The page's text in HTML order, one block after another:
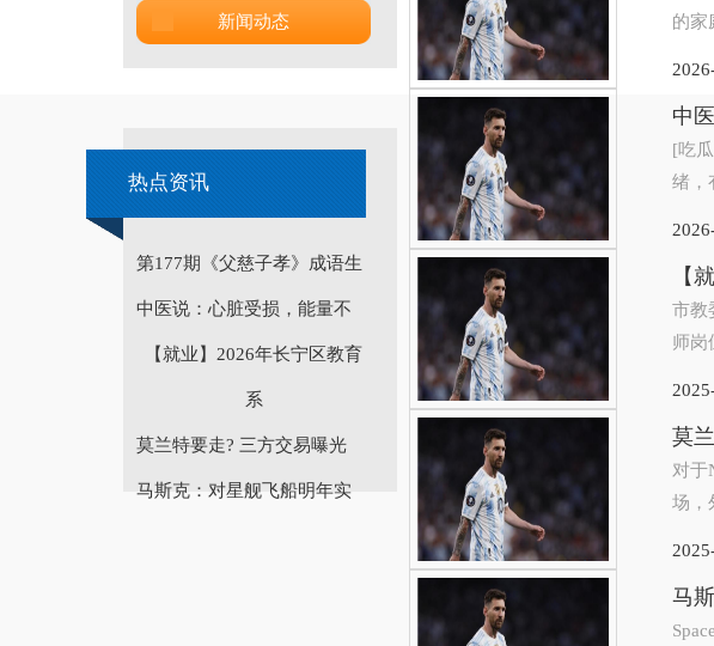
新闻动态
热点资讯
第177期《父慈子孝》成语生
中医说：心脏受损，能量不
【就业】2026年长宁区教育
系
莫兰特要走? 三方交易曝光
马斯克：对星舰飞船明年实
的家
中
[吃
绪，
【
市教
师岗
莫
对于
场，
马